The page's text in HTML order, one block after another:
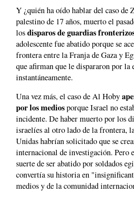
Y ¿quién ha oído hablar del caso de
palestino de 17 años, muerto el
losdisparos de guardias
adolescente fue abatido porque se
frontera entre la Franja de Gaza y
que afirman que le dispararon por la
instantáneamente.
Una vez más, el caso de Al Hoby
por los mediosporque Israel no
incidente. De haber muerto por los
israelíes al otro lado de la frontera,
Unidas habrían solicitado que se
internacional de investigación. Pero
suerte de ser abatido por soldados
convertía su historia en
medios y de la comunidad